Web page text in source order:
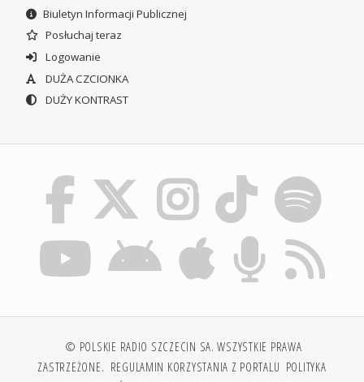
Biuletyn Informacji Publicznej
Posłuchaj teraz
Logowanie
DUŻA CZCIONKA
DUŻY KONTRAST
© POLSKIE RADIO SZCZECIN SA. WSZYSTKIE PRAWA
ZASTRZEŻONE. REGULAMIN KORZYSTANIA Z PORTALU POLITYKA